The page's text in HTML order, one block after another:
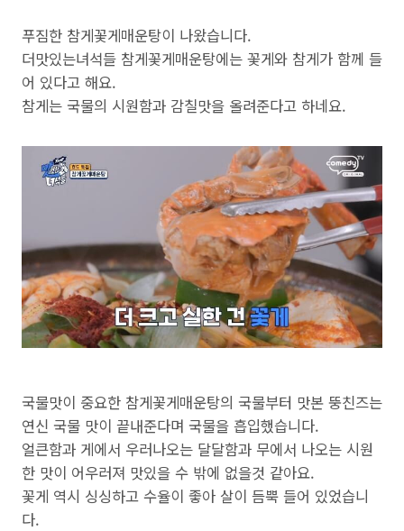
푸짐한 참게꽃게매운탕이 나왔습니다.
더맛있는녀석들 참게꽃게매운탕에는 꽃게와 참게가 함께 들
어 있다고 해요.
참게는 국물의 시원함과 감칠맛을 올려준다고 하네요.
국물맛이 중요한 참게꽃게매운탕의 국물부터 맛본 뚱친즈는
연신 국물 맛이 끝내준다며 국물을 흡입했습니다.
얼큰함과 게에서 우러나오는 달달함과 무에서 나오는 시원
한 맛이 어우러져 맛있을 수 밖에 없을것 같아요.
꽃게 역시 싱싱하고 수율이 좋아 살이 듬뿍 들어 있었습니
다.